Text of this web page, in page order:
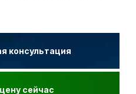
консультация
сейчас